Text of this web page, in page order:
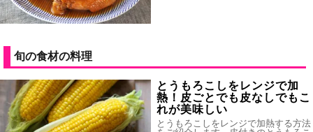
旬の食材の料理
とうもろこしをレンジで加
熱！皮ごとでも皮なしでもこ
れが美味しい
とうもろこしをレンジで加熱する方法